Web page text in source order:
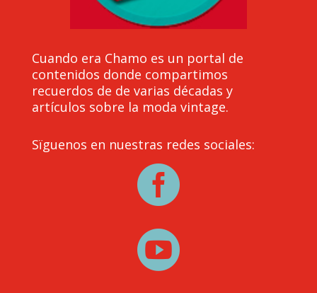
Cuando era Chamo es un portal de
contenidos donde compartimos
recuerdos de de varias décadas y
artículos sobre la moda vintage.
Sïguenos en nuestras redes sociales:

